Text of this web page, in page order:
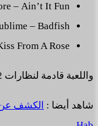
– Ain’t It Fun
– Badfish
From A Rose
واللعبة قادمة لنظارات Quest 2 و Quest 3 فى شهر نوفمبر.
شاهد أيضا :